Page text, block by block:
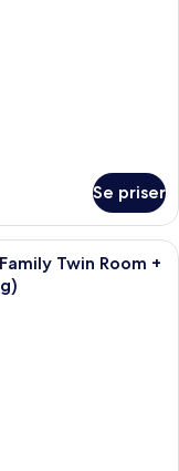
Se priser
av högsta kvalitet och
Twin Room +